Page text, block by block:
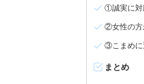
①誠実に対
②女性の方
③こまめに
まとめ